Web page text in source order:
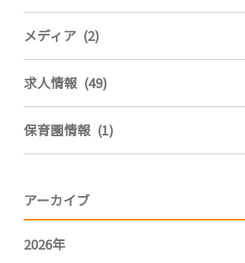
メディア (2)
求人情報 (49)
保育園情報 (1)
アーカイブ
2026年